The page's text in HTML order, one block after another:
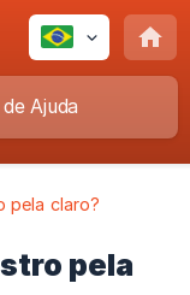
pela claro?
pela